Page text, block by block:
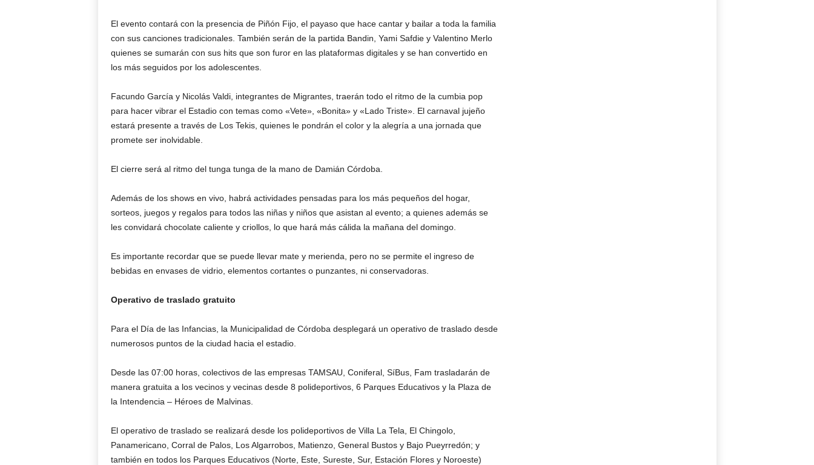
El evento contará con la presencia de Piñón Fijo, el payaso que hace cantar y bailar a toda la familia
con sus canciones tradicionales. También serán de la partida Bandin, Yami Safdie y Valentino Merlo
quienes se sumarán con sus hits que son furor en las plataformas digitales y se han convertido en
los más seguidos por los adolescentes.
Facundo García y Nicolás Valdi, integrantes de Migrantes, traerán todo el ritmo de la cumbia pop
para hacer vibrar el Estadio con temas como «Vete», «Bonita» y «Lado Triste». El carnaval jujeño
estará presente a través de Los Tekis, quienes le pondrán el color y la alegría a una jornada que
promete ser inolvidable.
El cierre será al ritmo del tunga tunga de la mano de Damián Córdoba.
Además de los shows en vivo, habrá actividades pensadas para los más pequeños del hogar,
sorteos, juegos y regalos para todos las niñas y niños que asistan al evento; a quienes además se
les convidará chocolate caliente y criollos, lo que hará más cálida la mañana del domingo.
Es importante recordar que se puede llevar mate y merienda, pero no se permite el ingreso de
bebidas en envases de vidrio, elementos cortantes o punzantes, ni conservadoras.
Operativo de traslado gratuito
Para el Día de las Infancias, la Municipalidad de Córdoba desplegará un operativo de traslado desde
numerosos puntos de la ciudad hacia el estadio.
Desde las 07:00 horas, colectivos de las empresas TAMSAU, Coniferal, SíBus, Fam trasladarán de
manera gratuita a los vecinos y vecinas desde 8 polideportivos, 6 Parques Educativos y la Plaza de
la Intendencia – Héroes de Malvinas.
El operativo de traslado se realizará desde los polideportivos de Villa La Tela, El Chingolo,
Panamericano, Corral de Palos, Los Algarrobos, Matienzo, General Bustos y Bajo Pueyrredón; y
también en todos los Parques Educativos (Norte, Este, Sureste, Sur, Estación Flores y Noroeste)